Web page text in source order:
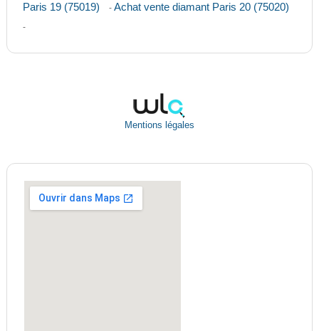
Paris 19 (75019)
-Achat vente diamant Paris 20 (75020)
-
Mentions légales